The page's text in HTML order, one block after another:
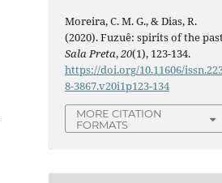
Moreira, C. M. G., & Dias, R.
(2020). Fuzuê: spirits of the
Sala Preta,20(1), 123-134.
https://doi.org/10.11606/
8-3867.v20i1p123-134
MORE CITATION
FORMATS